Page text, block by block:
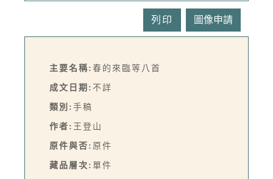
列印
主要名稱: 春的來臨等八首
成文日期: 不詳
類別: 手稿
作者: 王登山
原件與否: 原件
藏品層次: 單件